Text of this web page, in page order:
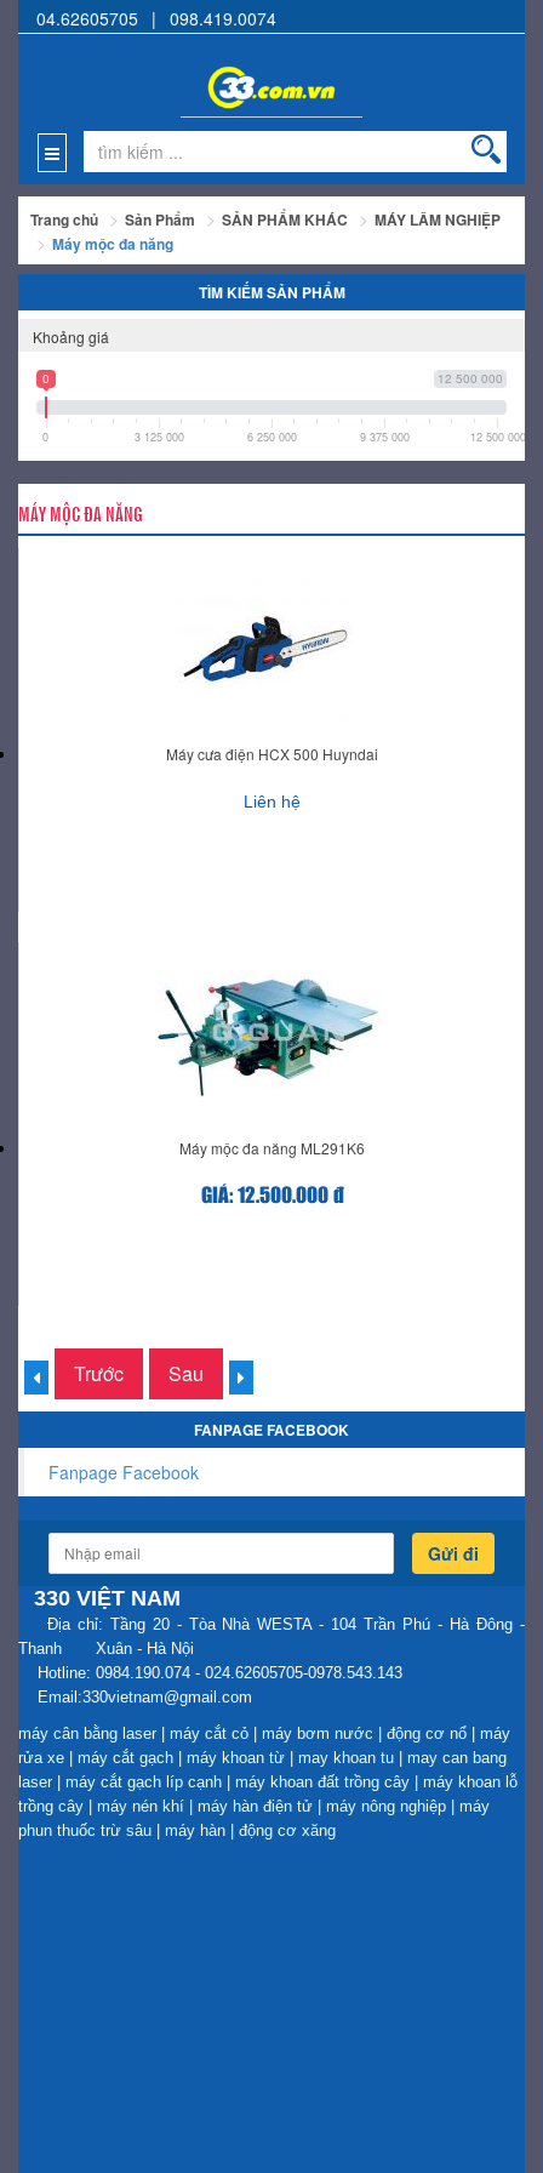
04.62605705 | 098.419.0074
Trang chủ Sản Phẩm SẢN PHẨM KHÁC
MÁY LÂM NGHIỆP
Máy mộc đa năng
TÌM KIẾM SẢN PHẨM
Khoảng giá
12 500 000
0
0 3 125 000 6 250 000 9 375 000 12 500 000
MÁY MỘC ĐA NĂNG
Máy cưa điện HCX 500 Huyndai
Liên hệ
Máy mộc đa năng ML291K6
GIÁ: 12.500.000 đ
Trước Sau
FANPAGE FACEBOOK
Fanpage Facebook
Gửi đi
330 VIỆT NAM
Địa chỉ: Tầng 20 - Tòa Nhà WESTA - 104 Trần Phú - Hà Đông -
Thanh Xuân - Hà Nội
Hotline: 0984.190.074 - 024.62605705-0978.543.143
Email:330vietnam@gmail.com
máy cân bằng laser | máy cắt cỏ | máy bơm nước | động cơ nổ | máy
rửa xe | máy cắt gạch | máy khoan từ | may khoan tu | may can bang
laser | máy cắt gạch líp cạnh | máy khoan đất trồng cây | máy khoan lỗ
trồng cây | máy nén khí | máy hàn điện tử | máy nông nghiệp | máy
phun thuốc trừ sâu | máy hàn | động cơ xăng